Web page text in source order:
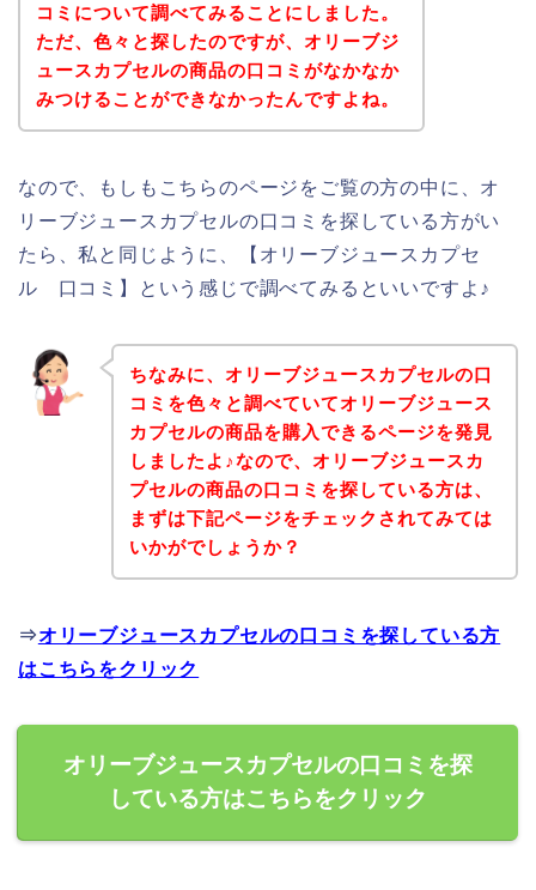
コミについて調べてみることにしました。
ただ、色々と探したのですが、オリーブジ
ュースカプセルの商品の口コミがなかなか
みつけることができなかったんですよね。
なので、もしもこちらのページをご覧の方の中に、オ
リーブジュースカプセルの口コミを探している方がい
たら、私と同じように、【オリーブジュースカプセ
ル 口コミ】という感じで調べてみるといいですよ♪
ちなみに、オリーブジュースカプセルの口
コミを色々と調べていてオリーブジュース
カプセルの商品を購入できるページを発見
しましたよ♪なので、オリーブジュースカ
プセルの商品の口コミを探している方は、
まずは下記ページをチェックされてみては
いかがでしょうか？
⇒オリーブジュースカプセルの口コミを探している方
はこちらをクリック
オリーブジュースカプセルの口コミを探
している方はこちらをクリック